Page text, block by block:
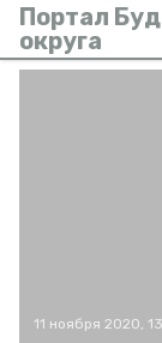
Портал
округа
11 ноября 2020,